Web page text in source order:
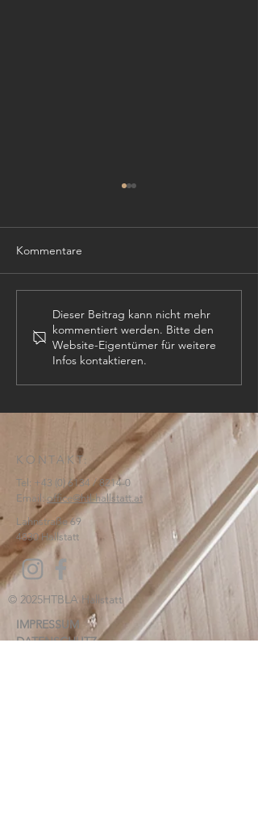
Von der Schulbank in den
Kirchenraum: Zwei Amben
aus Schüler:innenhand
Kommentare
Dieser Beitrag kann nicht mehr
kommentiert werden. Bitte den
Website-Eigentümer für weitere
Infos kontaktieren.
KONTAKT:
Tel: +43 (0) 6134 / 8214-0
Email: office@htl-hallstatt.at
Lahnstraße 69
4830 Hallstatt
© 2025HTBLA Hallstatt
IMPRESSUM
DATENSCHUTZ